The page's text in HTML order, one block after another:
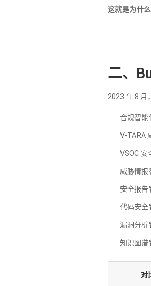
这就是为什
二、
2023 年 8
合规智能
V-TARA
VSOC
威胁情报
安全报告
代码安全
漏洞分析
知识图谱
对